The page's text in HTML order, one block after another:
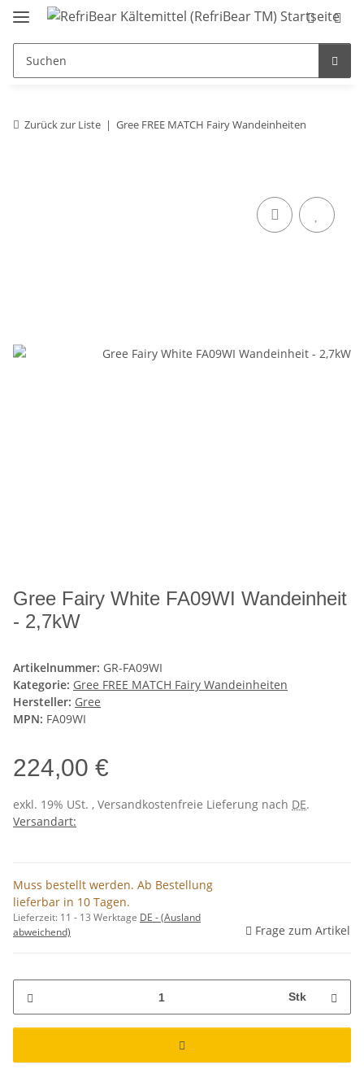
Zurück zur Liste Gree FREE MATCH Fairy Wandeinheiten
Gree Fairy White FA09WI Wandeinheit
- 2,7kW
Artikelnummer: GR-FA09WI
Kategorie: Gree FREE MATCH Fairy Wandeinheiten
Hersteller: Gree
MPN: FA09WI
224,00 €
exkl. 19% USt. , Versandkostenfreie Lieferung nach DE.
Versandart:
Muss bestellt werden. Ab Bestellung
lieferbar in 10 Tagen.
Lieferzeit: 11 - 13 Werktage DE - (Ausland
abweichend)
Frage zum Artikel
Stk